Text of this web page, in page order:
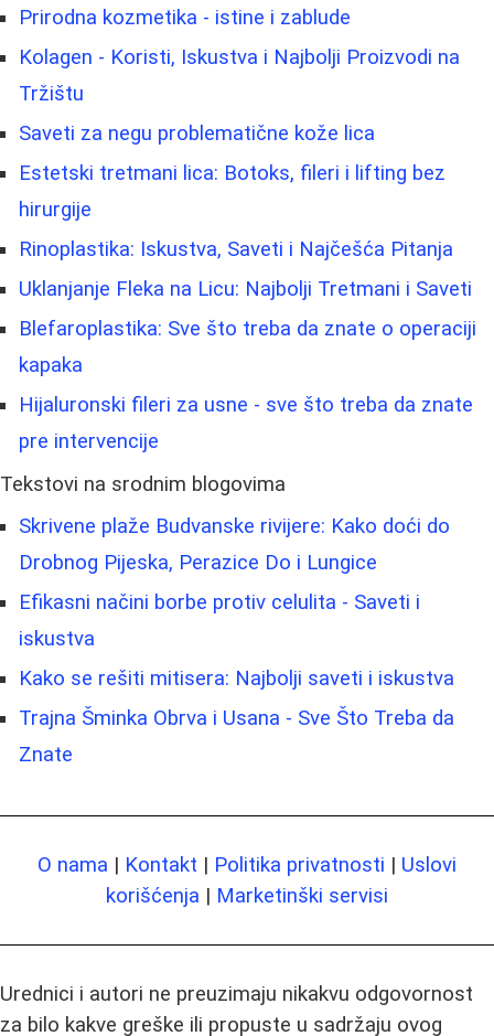
Prirodna kozmetika - istine i zablude
Kolagen - Koristi, Iskustva i Najbolji Proizvodi na
Tržištu
Saveti za negu problematične kože lica
Estetski tretmani lica: Botoks, fileri i lifting bez
hirurgije
Rinoplastika: Iskustva, Saveti i Najčešća Pitanja
Uklanjanje Fleka na Licu: Najbolji Tretmani i Saveti
Blefaroplastika: Sve što treba da znate o operaciji
kapaka
Hijaluronski fileri za usne - sve što treba da znate
pre intervencije
Tekstovi na srodnim blogovima
Skrivene plaže Budvanske rivijere: Kako doći do
Drobnog Pijeska, Perazice Do i Lungice
Efikasni načini borbe protiv celulita - Saveti i
iskustva
Kako se rešiti mitisera: Najbolji saveti i iskustva
Trajna Šminka Obrva i Usana - Sve Što Treba da
Znate
O nama | Kontakt | Politika privatnosti | Uslovi
korišćenja | Marketinški servisi
Urednici i autori ne preuzimaju nikakvu odgovornost
za bilo kakve greške ili propuste u sadržaju ovog